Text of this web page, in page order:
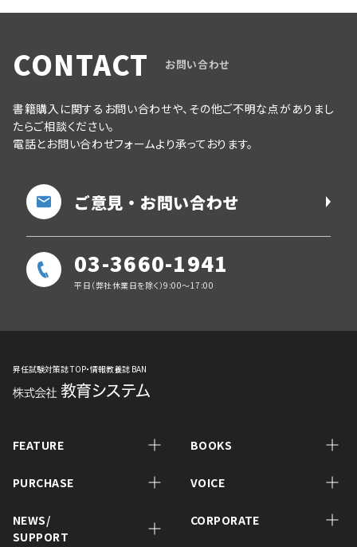
CONTACT お問い合わせ
書籍購入に関するお問い合わせや、その他ご不明な点がありまし
たらご相談ください。
電話とお問い合わせフォームより承っております。
ご意見・お問い合わせ
03-3660-1941
平日（弊社休業日を除く）9:00～17:00
昇任試験対策誌 TOP・情報教養誌 BAN
FEATURE BOOKS
PURCHASE VOICE
NEWS/
SUPPORT
CORPORATE